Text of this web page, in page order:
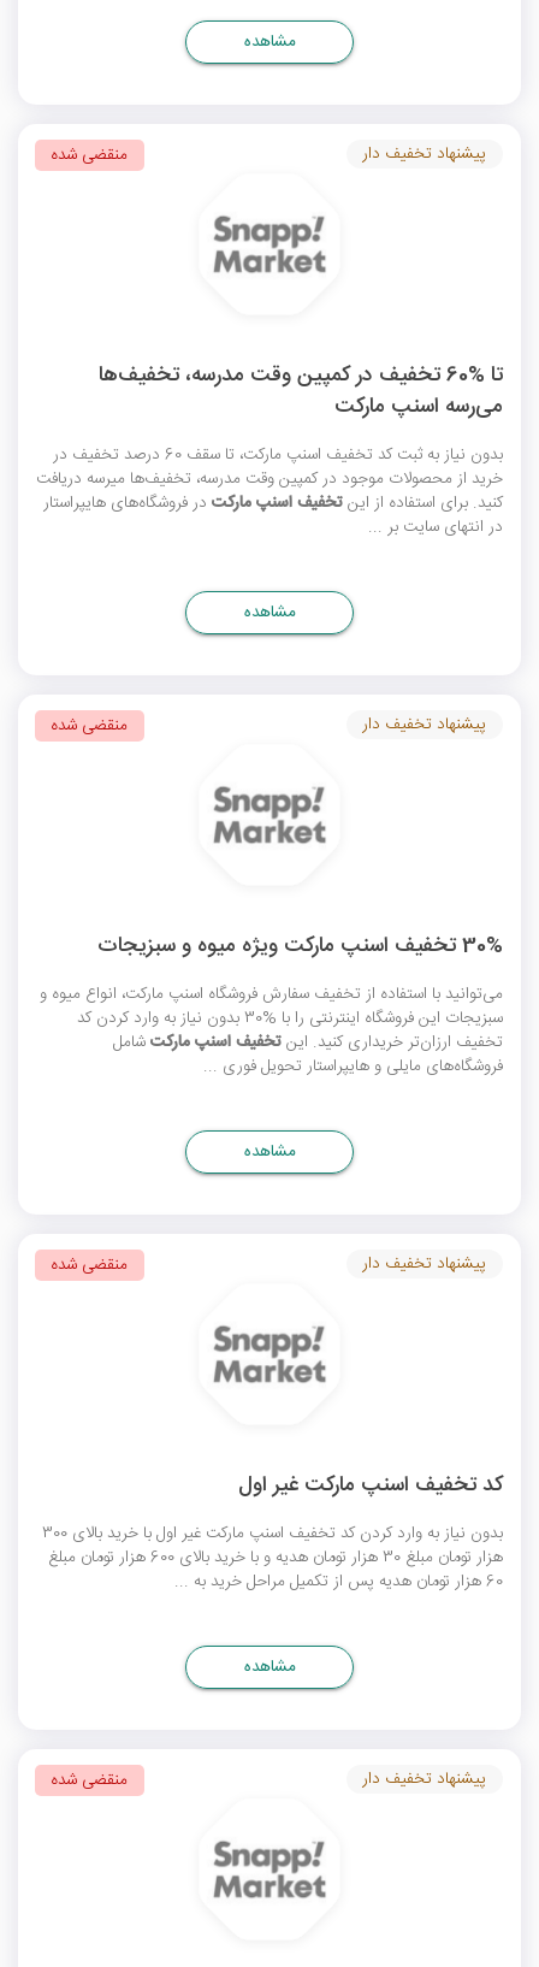
مشاهده
تا %60 تخفیف در کمپین وقت مدرسه، تخفیف‌ها
می‌رسه اسنپ مارکت
بدون نیاز به ثبتکد تخفیف اسنپ مارکت
، تا سقف 60 درصد تخفیف در
خرید از محصولات موجود در کمپین وقت مدرسه، تخفیف‌ها میرسه دریافت
کنید. برای استفاده از اینتخفیف اسنپ مارکت در فروشگاه‌های هایپراستار
در انتهای سایت بر ...
پیشنهاد تخفیف دار منقضی شده
مشاهده
30% تخفیف اسنپ مارکت ویژه میوه و سبزیجات
می‌توانید با استفاده از تخفیف سفارش فروشگاه اسنپ مارکت، انواع میوه و
سبزیجات این فروشگاه‌ اینترنتی را با %30 بدون نیاز به وارد کردن
کد
تخفیف ارزان‌تر خریداری کنید. اینتخفیف‌ اسنپ مارکتشامل
فروشگاه‌های مایلی و هایپراستار تحویل فوری ...
پیشنهاد تخفیف دار منقضی شده
مشاهده
کد تخفیف اسنپ مارکت غیر اول
بدون نیاز به وارد کردنکد تخفیف اسنپ مارکت غیر اول
با خرید بالای 300
هزار تومان مبلغ 30 هزار تومان هدیه و با خرید بالای 600 هزار تومان مبلغ
60 هزار تومان هدیه پس از تکمیل مراحل خرید به ...
پیشنهاد تخفیف دار منقضی شده
مشاهده
پیشنهاد تخفیف دار منقضی شده